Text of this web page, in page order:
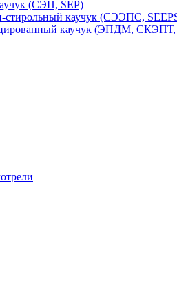
(СЭП, SEP)
стирольный каучук (СЭЭПС,
каучук (ЭПДМ,